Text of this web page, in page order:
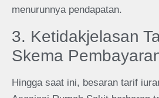
menurunnya pendapatan.
3. Ketidakjelasan
Skema
Hingga saat ini, besaran tarif